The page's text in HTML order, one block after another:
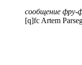
сообщение фру-
[q]fc Artem